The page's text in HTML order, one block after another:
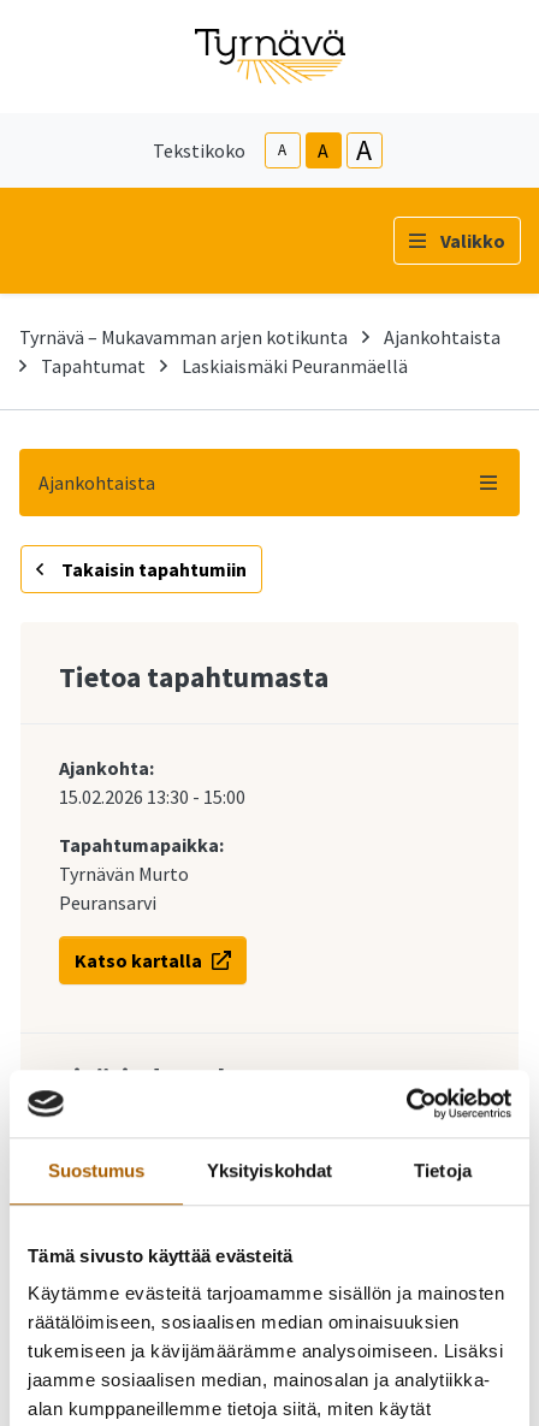
Suostumus Yksityiskohdat Tietoja
Tämä sivusto käyttää evästeitä
Käytämme evästeitä tarjoamamme sisällön ja mainosten
räätälöimiseen, sosiaalisen median ominaisuuksien
tukemiseen ja kävijämäärämme analysoimiseen. Lisäksi
jaamme sosiaalisen median, mainosalan ja analytiikka-
alan kumppaneillemme tietoja siitä, miten käytät
Tekstikoko A A A
Valikko
Tyrnävä – Mukavamman arjen kotikunta
Ajankohtaista
Tapahtumat
Laskiaismäki Peuranmäellä
Ajankohtaista
Takaisin tapahtumiin
Tietoa tapahtumasta
Ajankohta:
15.02.2026 13:30 - 15:00
Tapahtumapaikka:
Tyrnävän Murto
Peuransarvi
Katso kartalla
Lisätiedustelut
Murron kylätoimikunta ja Tyrnävän seurakunta
0407032981
15.02.202613:30-15:00
Laskiaismäki
Peuranmäellä